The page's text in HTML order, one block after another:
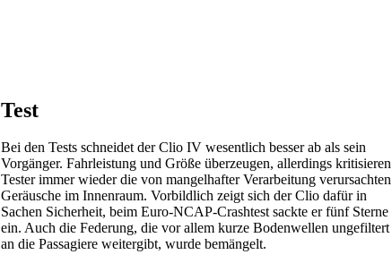
Test
Bei den Tests schneidet der Clio IV wesentlich besser ab als sein
Vorgänger. Fahrleistung und Größe überzeugen, allerdings kritisieren
Tester immer wieder die von mangelhafter Verarbeitung verursachten
Geräusche im Innenraum. Vorbildlich zeigt sich der Clio dafür in
Sachen Sicherheit, beim Euro-NCAP-Crashtest sackte er fünf Sterne
ein. Auch die Federung, die vor allem kurze Bodenwellen ungefiltert
an die Passagiere weitergibt, wurde bemängelt.